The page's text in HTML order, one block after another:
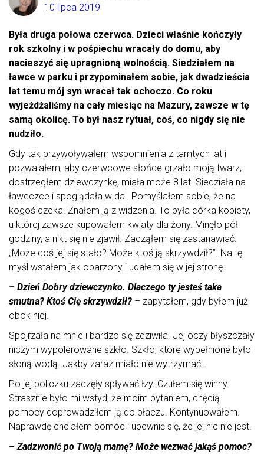
10 lipca 2019
Była druga połowa czerwca. Dzieci właśnie kończyły
rok szkolny i w pośpiechu wracały do domu, aby
nacieszyć się upragnioną wolnością. Siedziałem na
ławce w parku i przypominałem sobie, jak dwadzieścia
lat temu mój syn wracał tak ochoczo. Co roku
wyjeżdżaliśmy na cały miesiąc na Mazury, zawsze w tę
samą okolicę. To był nasz rytuał, coś, co nigdy się nie
nudziło.
Gdy tak przywoływałem wspomnienia z tamtych lat i
pozwalałem, aby czerwcowe słońce grzało moją twarz,
dostrzegłem dziewczynkę, miała może 8 lat. Siedziała na
ławeczce i spoglądała w dal. Pomyślałem sobie, że na
kogoś czeka. Znałem ją z widzenia. To była córka kobiety,
u której zawsze kupowałem kwiaty dla żony. Minęło pół
godziny, a nikt się nie zjawił. Zacząłem się zastanawiać:
„Może coś jej się stało? Może ktoś ją skrzywdził?”. Na tę
myśl wstałem jak oparzony i udałem się w jej stronę.
– Dzień Dobry dziewczynko. Dlaczego ty jesteś taka
smutna? Ktoś Cię skrzywdził? – zapytałem, gdy byłem już
obok niej.
Spojrzała na mnie i bardzo się zdziwiła. Jej oczy błyszczały
niczym wypolerowane szkło. Szkło, które wypełnione było
słoną wodą. Jakby zaraz miało nie wytrzymać…
Po jej policzku zaczęły spływać łzy. Czułem się winny.
Strasznie było mi wstyd, że moim pytaniem, chęcią
pomocy doprowadziłem ją do płaczu. Kontynuowałem.
Naprawdę chciałem pomóc i upewnić się, że jej nic nie jest.
– Zadzwonić po Twoją mamę? Może wezwać jakąś pomoc?